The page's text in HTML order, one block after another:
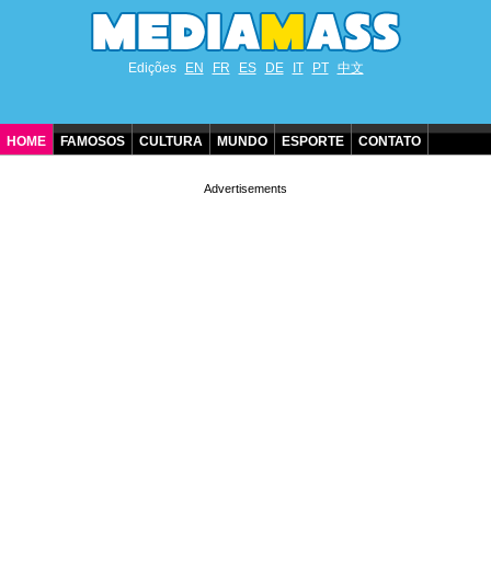
Edições EN FR ES DE IT PT 中文
HOME FAMOSOS CULTURA MUNDO ESPORTE CONTATO